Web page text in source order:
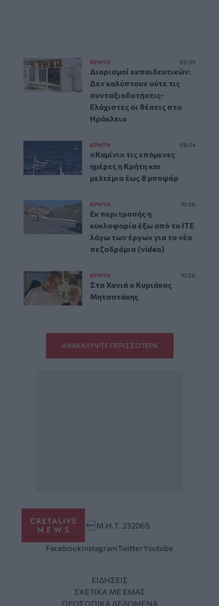
ΚΡΗΤΗ 09:35
Διορισμοί εκπαιδευτικών:
Δεν καλύπτουν ούτε τις
συνταξιοδοτήσεις-
Ελάχιστες οι θέσεις στο
Ηράκλειο
ΚΡΗΤΗ 08:34
«Καμίνι» τις επόμενες
ημέρες η Κρήτη και
μελτέμια έως 8 μποφόρ
ΚΡΗΤΗ 10:36
Εκ περιτροπής η
κυκλοφορία έξω από το ΙΤΕ
λόγω των έργων για το νέο
πεζοδρόμιο (video)
ΚΡΗΤΗ 10:26
Στα Χανιά ο Κυριάκος
Μητσοτάκης
ΑΝΑΚΑΛΥΨΤΕ ΠΕΡΙΣΣΟΤΕΡΑ
Μ.Η.Τ. 232065
FacebookInstagramTwitterYoutube
ΕΙΔΗΣΕΙΣ
ΣΧΕΤΙΚΑ ΜΕ ΕΜΑΣ
ΠΡΟΣΩΠΙΚΑ ΔΕΔΟΜΕΝΑ